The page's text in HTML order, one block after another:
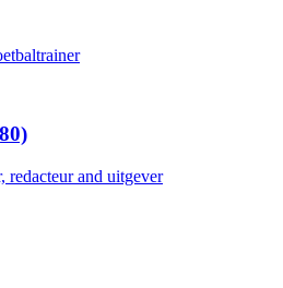
redacteur and uitgever